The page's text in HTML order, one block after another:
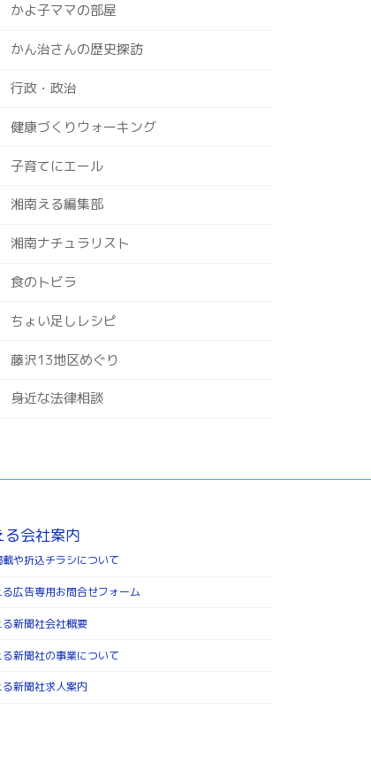
かよ子ママの部屋
かん治さんの歴史探訪
行政・政治
健康づくりウォーキング
子育てにエール
湘南える編集部
湘南ナチュラリスト
食のトビラ
ちょい足しレシピ
藤沢13地区めぐり
身近な法律相談
る会社案内
や折込チラシについて
広告専用お問合せフォーム
新聞社会社概要
新聞社の事業について
新聞社求人案内